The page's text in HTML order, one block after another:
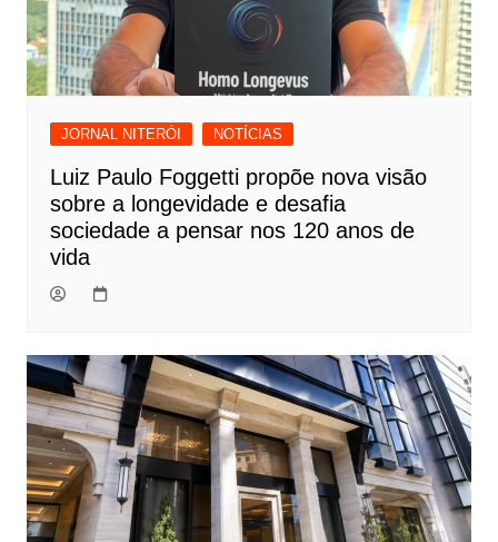
JORNAL NITERÓI NOTÍCIAS
Luiz Paulo Foggetti propõe nova visão
sobre a longevidade e desafia
sociedade a pensar nos 120 anos de
vida